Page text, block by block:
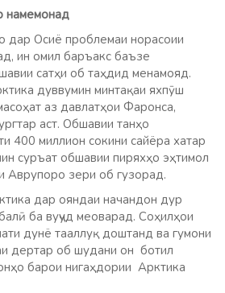
намемонад
дар Осиё проблемаи норасоии
ин омил баръакс баъзе
сатҳи об таҳдид менамояд.
дуввумин минтақаи яхпӯш
аз давлатҳои Фаронса,
аст. Обшавии танҳо
400 миллион сокини сайёра хатар
суръат обшавии пиряхҳо эҳтимол
Аврупоро зери об гузорад.
дар ояндаи начандон дур
ба вуҷуд меоварад. Соҳилҳои
дунё тааллуқ доштанд ва гумони
дертар об шудани он ботил
барои нигаҳдории Арктика